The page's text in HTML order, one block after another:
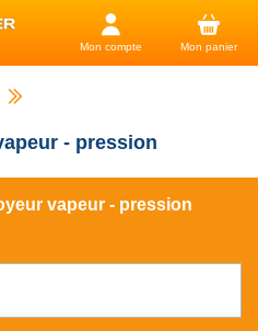
Mon compte Mon panier
- pression
vapeur - pression